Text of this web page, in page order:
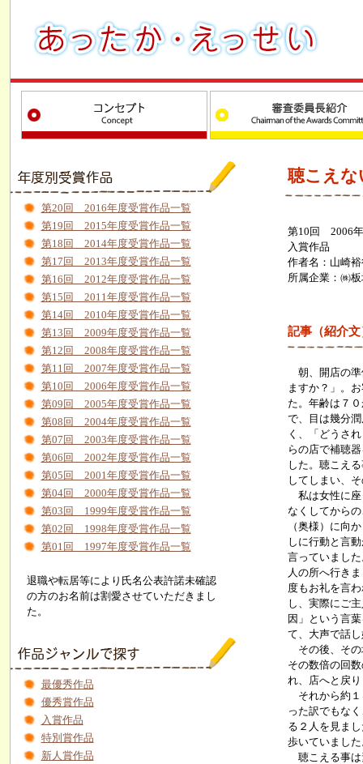
第20回 2016年度受賞作品一覧
第19回 2015年度受賞作品一覧
第18回 2014年度受賞作品一覧
第17回 2013年度受賞作品一覧
第16回 2012年度受賞作品一覧
第15回 2011年度受賞作品一覧
第14回 2010年度受賞作品一覧
第13回 2009年度受賞作品一覧
第12回 2008年度受賞作品一覧
第11回 2007年度受賞作品一覧
第10回 2006年度受賞作品一覧
第09回 2005年度受賞作品一覧
第08回 2004年度受賞作品一覧
第07回 2003年度受賞作品一覧
第06回 2002年度受賞作品一覧
第05回 2001年度受賞作品一覧
第04回 2000年度受賞作品一覧
第03回 1999年度受賞作品一覧
第02回 1998年度受賞作品一覧
第01回 1997年度受賞作品一覧
退職や転居等により氏名公表許諾未確認
の方のお名前は割愛させていただきまし
た。
最優秀作品
優秀賞作品
入賞作品
特別賞作品
新人賞作品
聴こえ
第10回 2006
入賞作品
作者名：山崎裕
所属企業：㈱
記事（紹介文
朝、開店の準
ますか？」。
た。年齢は７
で、目は幾分
く、「どうさ
らの店で補聴
した。聴こえ
してしまい、
私は女性に座
なくしてから
（奥様）に向
しに行動と言
言っていまし
人の所へ行き
度もお礼を言
し、実際にご
因」という言
て、大声で話
その後、その
その数倍の回
れ、店へと戻
それから約１
った訳でもな
る２人を見ま
歩いていました
聴こえる事は